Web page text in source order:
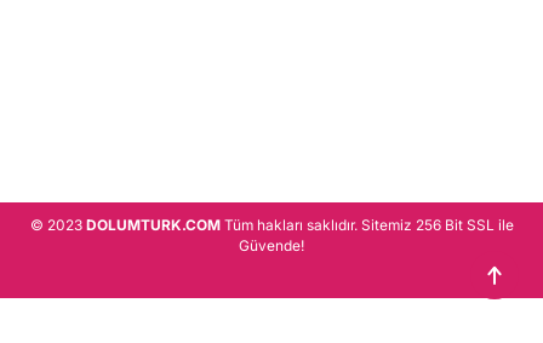
© 2023 DOLUMTURK.COMTüm hakları saklıdır. Sitemiz 256 Bit SSL ile
Güvende!